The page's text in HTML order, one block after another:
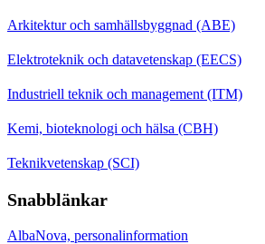
Arkitektur och samhällsbyggnad (ABE)
Elektroteknik och datavetenskap (EECS)
Industriell teknik och management (ITM)
Kemi, bioteknologi och hälsa (CBH)
Teknikvetenskap (SCI)
Snabblänkar
AlbaNova, personalinformation